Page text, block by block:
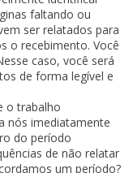
faltando ou
ser relatados para
o recebimento. Você
caso, você será
de forma legível e
o trabalho
nós imediatamente
do período
de não relatar
um período?